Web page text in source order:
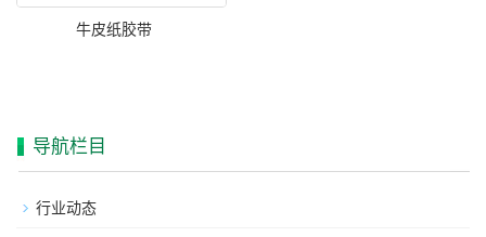
牛皮纸胶带
导航栏目
行业动态